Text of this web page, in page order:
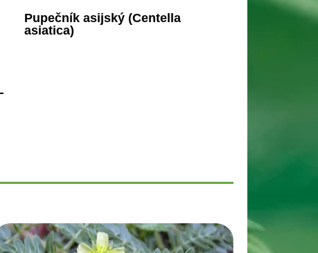
Pupečník asijský (Centella
asiatica)